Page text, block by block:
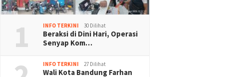
Bertemu Prabowo, DEN
Dukung Percepatan
Transformasi Digital
RI-Thailand Dorong ASEAN
Myanmar Lewat Konsensus 5
Poin
1 INFO TERKINI 30 Dilihat
Beraksi di Dini Hari, Operasi
Senyap Kom…
INFO TERKINI 27 Dilihat
Wali Kota Bandung Farhan